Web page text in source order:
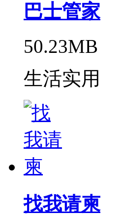
巴士管家
50.23MB
生活实用
找我请柬